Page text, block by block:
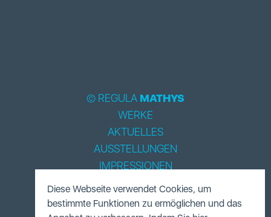
© REGULA MATHYS
WERKE
AKTUELLES
AUSSTELLUNGEN
IMPRESSIONEN
BIOGRAPHIE
LITERATUR
Diese Webseite verwendet Cookies, um
bestimmte Funktionen zu ermöglichen und das